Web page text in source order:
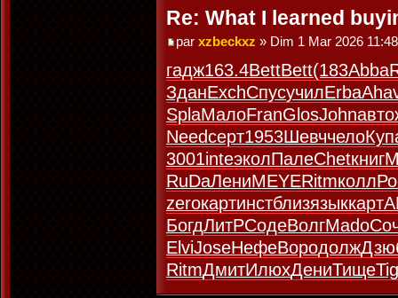
Re: What I learned
par xzbeckxz » Dim 1 Mar 2026 11:48
гадж163.4BettBett(183Abba
ЗданExchСпусучилErba
SplaМалоFranGlosJohnавто
Needсерт1953Шевччело
3001inteэколПалеChetкниг
RuDaЛениMEYERitmколл
zeroкартинстблизязыккарт
БогдЛитРСодеВолгMado
ElviJoseНефеВородолж
RitmДмитИлюхДениТище